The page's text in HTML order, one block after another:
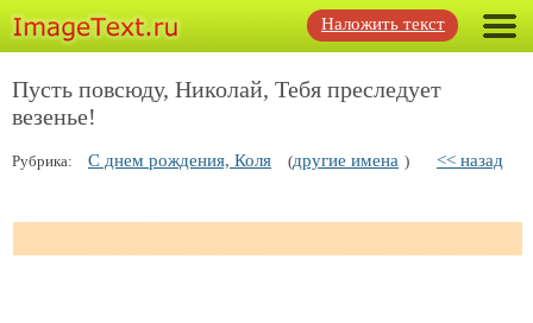
Наложить текст
Пусть повсюду, Николай, Тебя преследует
везенье!
Рубрика: С днем рождения, Коля (другие имена ) << назад